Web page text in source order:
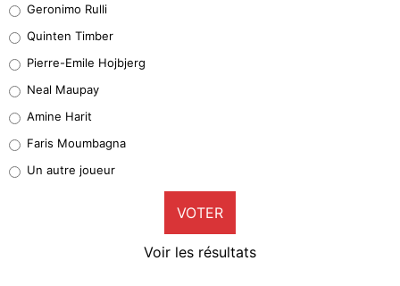
32%
5%
1%
9%
Geronimo Rulli
Quinten Timber
Pierre-Emile Hojbjerg
Neal Maupay
Amine Harit
Faris Moumbagna
Un autre joueur
VOTER
Voir les résultats